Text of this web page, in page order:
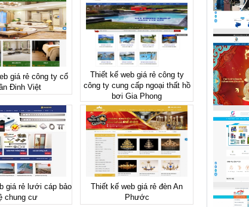
giá rẻ công ty cổ
Đinh Việt
Thiết kế web giá rẻ công ty
công ty cung cấp ngoại thất hồ
bơi Gia Phong
giá rẻ lưới cáp bảo
chung cư
Thiết kế web giá rẻ đèn An
Phước